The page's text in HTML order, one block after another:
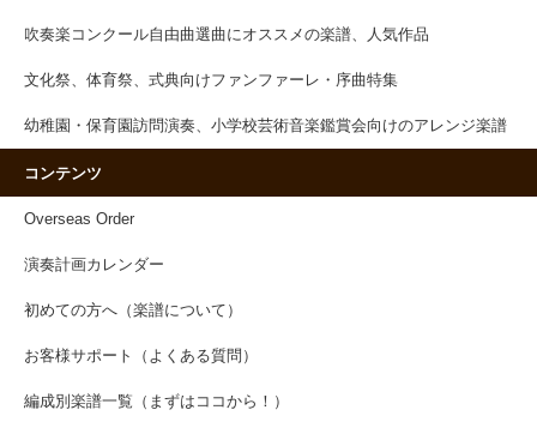
吹奏楽コンクール自由曲選曲にオススメの楽譜、人気作品
文化祭、体育祭、式典向けファンファーレ・序曲特集
幼稚園・保育園訪問演奏、小学校芸術音楽鑑賞会向けのアレンジ楽譜
コンテンツ
Overseas Order
演奏計画カレンダー
初めての方へ（楽譜について）
お客様サポート（よくある質問）
編成別楽譜一覧（まずはココから！）